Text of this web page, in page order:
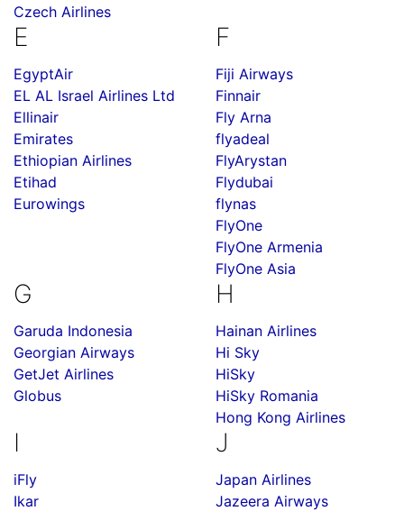
Czech Airlines
E
EgyptAir
EL AL Israel Airlines Ltd
Ellinair
Emirates
Ethiopian Airlines
Etihad
Eurowings
F
Fiji Airways
Finnair
Fly Arna
flyadeal
FlyArystan
Flydubai
flynas
FlyOne
FlyOne Armenia
FlyOne Asia
G
Garuda Indonesia
Georgian Airways
GetJet Airlines
Globus
H
Hainan Airlines
Hi Sky
HiSky
HiSky Romania
Hong Kong Airlines
I
iFly
Ikar
J
Japan Airlines
Jazeera Airways